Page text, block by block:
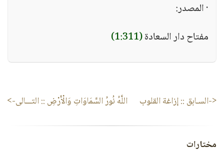
· المصدر:
مفتاح دار السعادة(1:311)
<-السـابق ::إزاغة القلوب اللَّهُ نُورُ السَّمَاوَاتِ وَالْأَرْضِ :: التـــالى->
مختارات